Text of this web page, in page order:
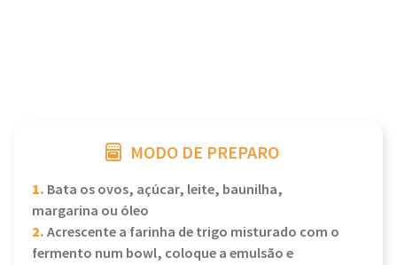
MODO DE PREPARO
1. Bata os ovos, açúcar, leite, baunilha,
margarina ou óleo
2.Acrescente a farinha de trigo misturado com o
fermento num bowl, coloque a emulsão e